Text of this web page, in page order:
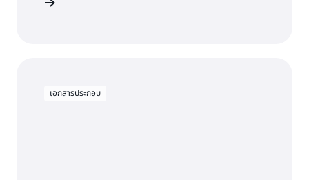
เอกสารประกอบ